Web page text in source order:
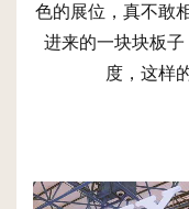
色的展位，真不敢
进来的一块块板
度，这样